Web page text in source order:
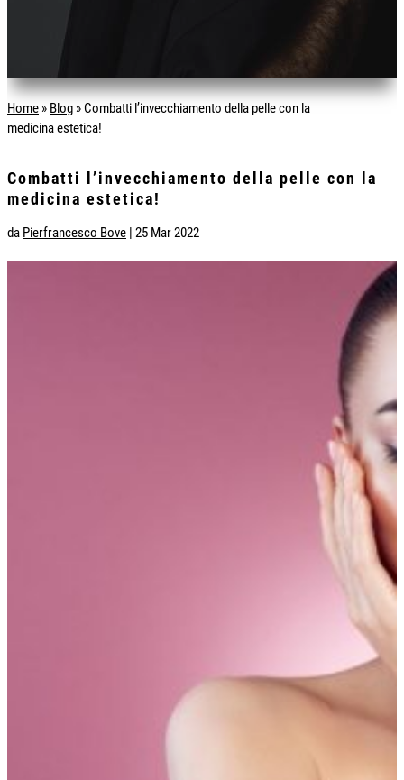
Home » Blog »Combatti l’invecchiamento della pelle con la
medicina estetica!
Combatti l’invecchiamento della pelle con la
medicina estetica!
da Pierfrancesco Bove | 25 Mar 2022